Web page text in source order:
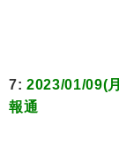
7: 2023/01/09(
報通